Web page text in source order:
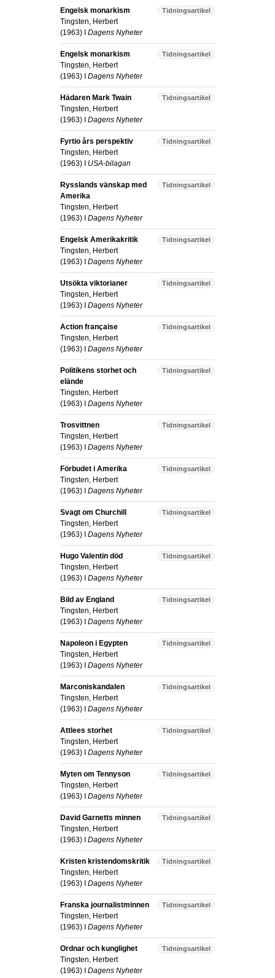
Tidningsartikel
Engelsk monarkism
Tingsten, Herbert
(1963) I Dagens Nyheter
Tidningsartikel
Engelsk monarkism
Tingsten, Herbert
(1963) I Dagens Nyheter
Tidningsartikel
Hädaren Mark Twain
Tingsten, Herbert
(1963) I Dagens Nyheter
Tidningsartikel
Fyrtio års perspektiv
Tingsten, Herbert
(1963) I USA-bilagan
Tidningsartikel
Rysslands vänskap med
Amerika
Tingsten, Herbert
(1963) I Dagens Nyheter
Tidningsartikel
Engelsk Amerikakritik
Tingsten, Herbert
(1963) I Dagens Nyheter
Tidningsartikel
Utsökta viktorianer
Tingsten, Herbert
(1963) I Dagens Nyheter
Tidningsartikel
Action française
Tingsten, Herbert
(1963) I Dagens Nyheter
Tidningsartikel
Politikens storhet och
elände
Tingsten, Herbert
(1963) I Dagens Nyheter
Tidningsartikel
Trosvittnen
Tingsten, Herbert
(1963) I Dagens Nyheter
Tidningsartikel
Förbudet i Amerika
Tingsten, Herbert
(1963) I Dagens Nyheter
Tidningsartikel
Svagt om Churchill
Tingsten, Herbert
(1963) I Dagens Nyheter
Tidningsartikel
Hugo Valentin död
Tingsten, Herbert
(1963) I Dagens Nyheter
Tidningsartikel
Bild av England
Tingsten, Herbert
(1963) I Dagens Nyheter
Tidningsartikel
Napoleon i Egypten
Tingsten, Herbert
(1963) I Dagens Nyheter
Tidningsartikel
Marconiskandalen
Tingsten, Herbert
(1963) I Dagens Nyheter
Tidningsartikel
Attlees storhet
Tingsten, Herbert
(1963) I Dagens Nyheter
Tidningsartikel
Myten om Tennyson
Tingsten, Herbert
(1963) I Dagens Nyheter
Tidningsartikel
David Garnetts minnen
Tingsten, Herbert
(1963) I Dagens Nyheter
Tidningsartikel
Kristen kristendomskritik
Tingsten, Herbert
(1963) I Dagens Nyheter
Tidningsartikel
Franska journalistminnen
Tingsten, Herbert
(1963) I Dagens Nyheter
Tidningsartikel
Ordnar och kunglighet
Tingsten, Herbert
(1963) I Dagens Nyheter